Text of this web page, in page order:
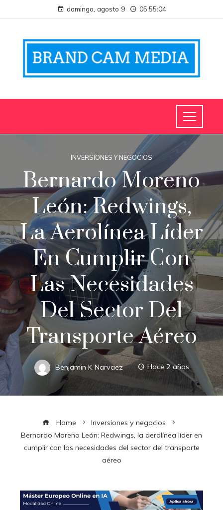
domingo, agosto 9 05:55:05
INVERSIONES Y NEGOCIOS
Bernardo Moreno
León: Redwings,
La Aerolínea Líder
En Cumplir Con
Las Necesidades
Del Sector Del
Transporte Aéreo
Benjamin K Narvaez Hace 2 años
Home
Inversiones y negocios
Bernardo Moreno León: Redwings, la aerolínea líder en
cumplir con las necesidades del sector del transporte
aéreo